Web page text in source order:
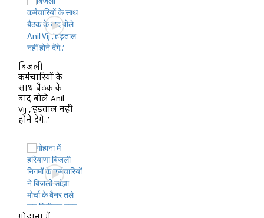
बिजली
कर्मचारियों के
साथ बैठक के
बाद बोले Anil
Vij ,'हड़ताल नहीं
होने देंगे..’